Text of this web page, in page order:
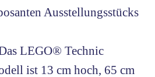
Ausstellungsstücks
LEGO® Technic
ist 13 cm hoch, 65 cm